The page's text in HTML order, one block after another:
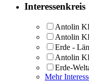
Interessenkreis
Antolin
Antolin
Erde -
Antolin
Erde-
Mehr